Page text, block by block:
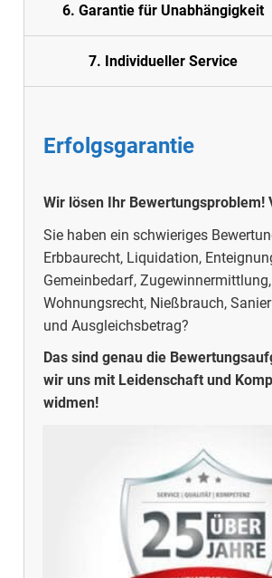
6. Garantie für Unabhängigkeit
7. Individueller Service
Erfolgsgarantie
Wir lösen Ihr Bewertungsproblem!
Sie haben ein schwieriges
Erbbaurecht, Liquidation,
Gemeinbedarf, Zugewinnermittlung,
Wohnungsrecht, Nießbrauch,
und Ausgleichsbetrag?
Das sind genau die
wir uns mit Leidenschaft und
widmen!